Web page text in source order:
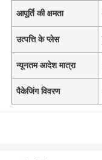
आपूर्ति की क्षमता
उत्पत्ति के प्लेस
न्यूनतम आदेश मात्रा
पैकेजिंग विवरण